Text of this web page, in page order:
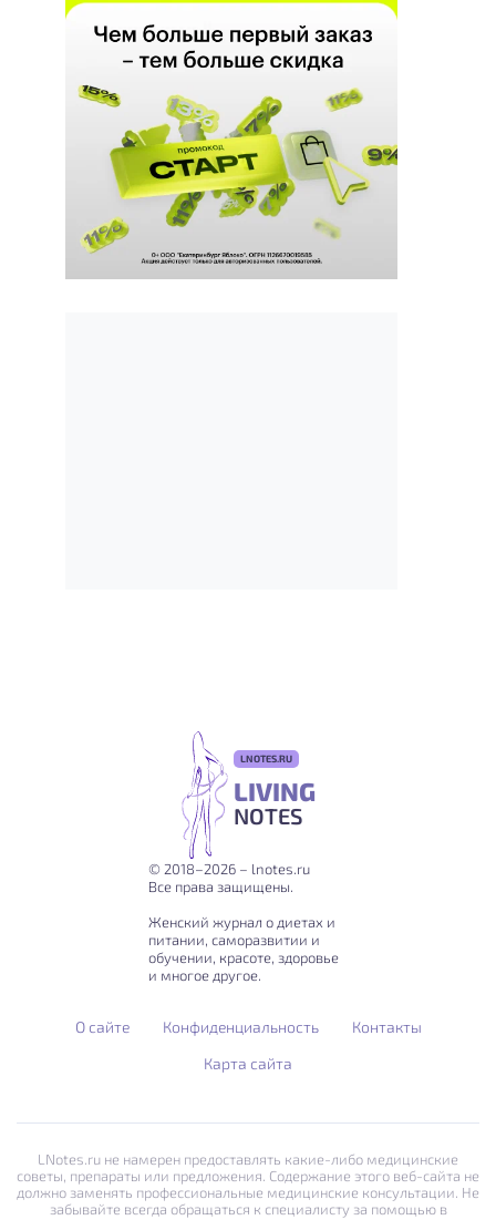
LNOTES.RU
LIVING
NOTES
© 2018–2026 – lnotes.ru
Все права защищены.
Женский журнал о диетах и
питании, саморазвитии и
обучении, красоте, здоровье
и многое другое.
О сайте Конфиденциальность
Контакты
Карта сайта
LNotes.ru не намерен предоставлять какие-либо медицинские
советы, препараты или предложения. Содержание этого веб-сайта не
должно заменять профессиональные медицинские консультации. Не
забывайте всегда обращаться к специалисту за помощью в